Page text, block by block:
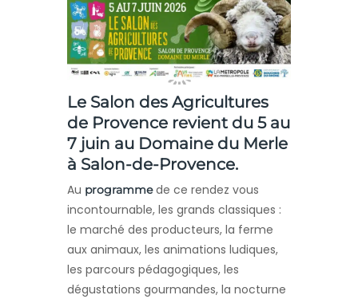
Le Salon des Agricultures
de Provence revient du 5 au
7 juin au Domaine du Merle
à Salon-de-Provence.
Au programmede ce rendez vous
incontournable, les grands classiques :
le marché des producteurs, la ferme
aux animaux, les animations ludiques,
les parcours pédagogiques, les
dégustations gourmandes, la nocturne